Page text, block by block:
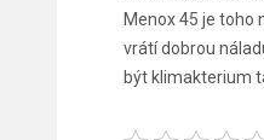
Menox 45 je toho
vrátí dobrou
být klimakterium